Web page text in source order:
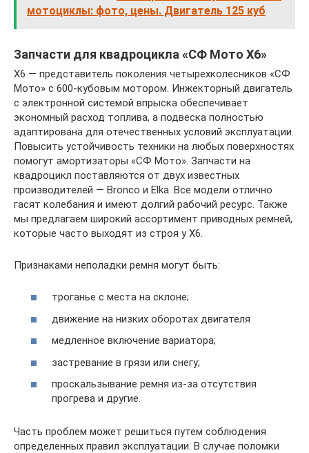
мотоциклы: фото, цены. Двигатель 125 куб
Запчасти для квадроцикла «СФ Мото Х6»
Х6 — представитель поколения четырехколесников «СФ
Мото» с 600-кубовым мотором. Инжекторный двигатель
с электронной системой впрыска обеспечивает
экономный расход топлива, а подвеска полностью
адаптирована для отечественных условий эксплуатации.
Повысить устойчивость техники на любых поверхностях
помогут амортизаторы «СФ Мото». Запчасти на
квадроцикл поставляются от двух известных
производителей — Bronco и Elka. Все модели отлично
гасят колебания и имеют долгий рабочий ресурс. Также
мы предлагаем широкий ассортимент приводных ремней,
которые часто выходят из строя у Х6.
Признаками неполадки ремня могут быть:
троганье с места на склоне;
движение на низких оборотах двигателя
медленное включение вариатора;
застревание в грязи или снегу;
проскальзывание ремня из-за отсутствия
прогрева и другие.
Часть проблем может решиться путем соблюдения
определенных правил эксплуатации. В случае поломки